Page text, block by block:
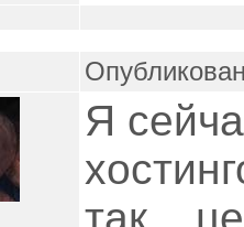
Я